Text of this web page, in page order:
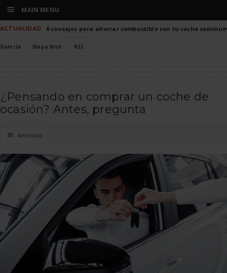
ACTUALIDAD 6 consejos para ahorrar combustible con tu coche
Galería Mapa Web RSS
¿Pensando en comprar un coche de
ocasión? Antes, pregunta
☰ Artículo
☰ MAIN MENU